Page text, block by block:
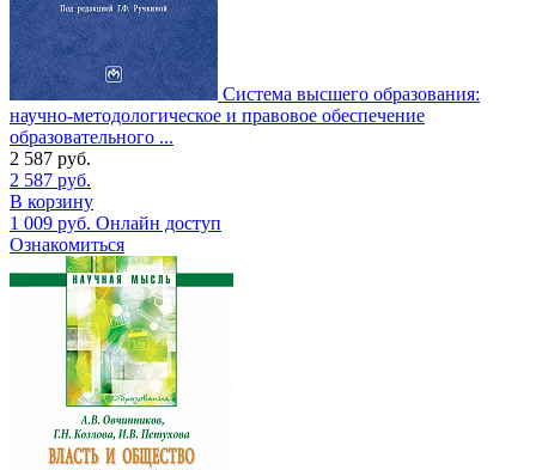
Система высшего образования:
научно-методологическое и правовое обеспечение
образовательного ...
2 587 руб.
2 587 руб.
В корзину
1 009 руб. Онлайн доступ
Ознакомиться